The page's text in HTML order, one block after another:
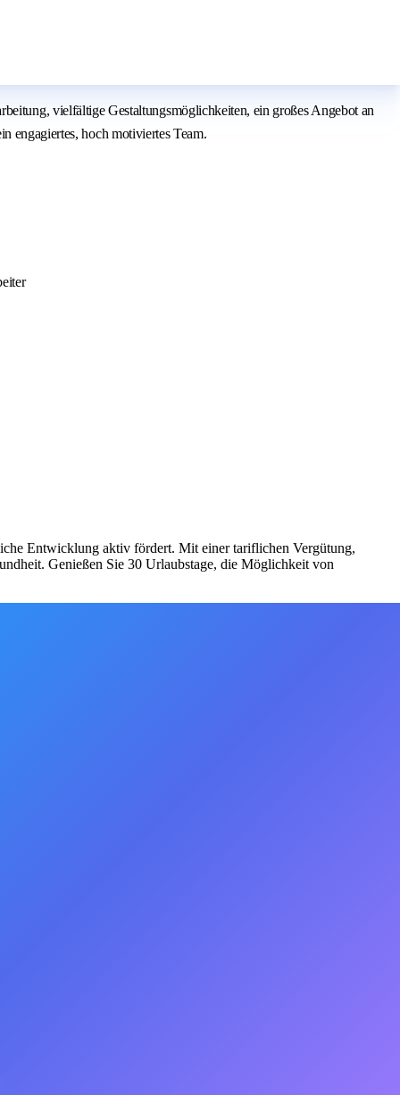
vielfältige Gestaltungsmöglichkeiten, ein großes Angebot an
engagiertes, hoch motiviertes Team.
Entwicklung aktiv fördert. Mit einer tariflichen Vergütung,
Genießen Sie 30 Urlaubstage, die Möglichkeit von